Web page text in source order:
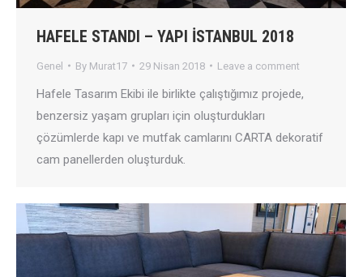
HAFELE STANDI – YAPI İSTANBUL 2018
Genel By Murat17 29 Nisan 2018 Leave a comment
Hafele Tasarım Ekibi ile birlikte çalıştığımız projede,
benzersiz yaşam grupları için oluşturdukları
çözümlerde kapı ve mutfak camlarını CARTA dekoratif
cam panellerden oluşturduk.